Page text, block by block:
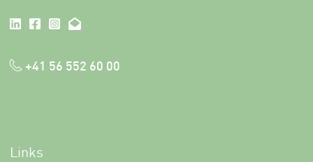
+41 56 552 60 00
Links